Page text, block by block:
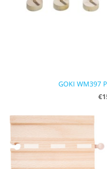
GOKI WM397